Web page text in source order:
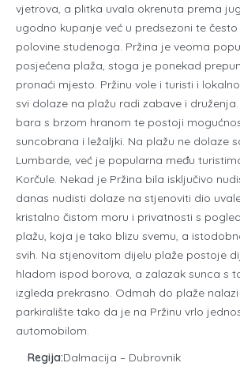
vjetrova, a plitka uvala okrenuta prema
ugodno kupanje već u predsezoni te
polovine studenoga. Pržina je veoma
posjećena plaža, stoga je ponekad
pronaći mjesto. Pržinu vole i turisti i
svi dolaze na plažu radi zabave i
bara s brzom hranom te postoji
suncobrana i ležaljki. Na plažu ne dolaze
Lumbarde, već je popularna među
Korčule. Nekad je Pržina bila isključivo
danas nudisti dolaze na stjenoviti dio
kristalno čistom moru i privatnosti s
plažu, koja je tako blizu svemu, a
svih. Na stjenovitom dijelu plaže postoje
hladom ispod borova, a zalazak sunca s
izgleda prekrasno. Odmah do plaže nalazi
parkiralište tako da je na Pržinu vrlo
automobilom.
Regija:Dalmacija – Dubrovnik